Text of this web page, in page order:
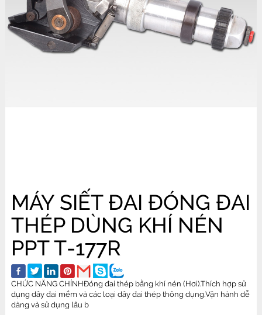
MÁY SIẾT ĐAI ĐÓNG ĐAI
THÉP DÙNG KHÍ NÉN
PPT T-177R
CHỨC NĂNG CHÍNHĐóng đai thép bằng khí nén (Hơi).Thích hợp sử
dụng dây đai mềm và các loại dây đai thép thông dụng.Vận hành dễ
dàng và sử dụng lâu b